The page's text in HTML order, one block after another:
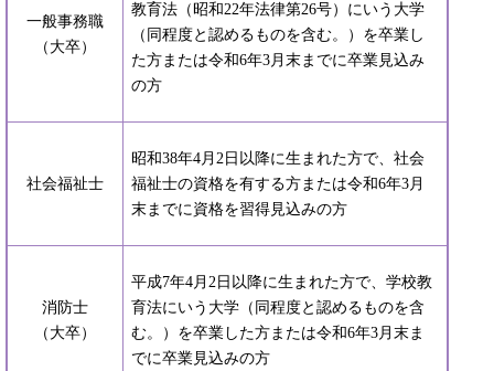
一般事務職
（大卒）
教育法（昭和22年法律第26号）にいう大学
（同程度と認めるものを含む。）を卒業し
た方または令和6年3月末までに卒業見込み
の方
社会福祉士
昭和38年4月2日以降に生まれた方で、社会
福祉士の資格を有する方または令和6年3月
末までに資格を習得見込みの方
消防士
（大卒）
平成7年4月2日以降に生まれた方で、学校教
育法にいう大学（同程度と認めるものを含
む。）を卒業した方または令和6年3月末ま
でに卒業見込みの方